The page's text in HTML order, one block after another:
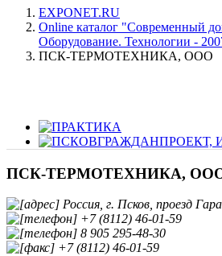
EXPONET.RU
Online каталог "Современный
Оборудование. Технологии -
ПСК-ТЕРМОТЕХНИКА, ООО
ПСК-ТЕРМОТЕХНИКА,
Россия, г. Псков, проезд
+7 (8112) 46-01-59
8 905 295-48-30
+7 (8112) 46-01-59